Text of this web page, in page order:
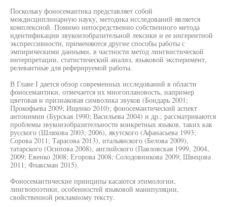
Поскольку фоносемантика представляет собой
междисциплинарную науку, методика исследований является
комплексной. Помимо непосредственно собственного метода
идентификации звукоизобразительной лексики и ее ингерентной
экспрессивности, применяются другие способы работы с
эмпирическими данными, в частности метод лингвистической
интерпретации, статистический анализ, языковой эксперимент,
релевантные для реферируемой работы.
В Главе I дается обзор современных исследований в области
фоносемантики, отмечается их многоплановость, например
цветовая и признаковая символика звуков (Бондарь 2001;
Прокофьева 2009; Ищенко 2010); фоносемантический аспект
антонимии (Бурская 1990; Васильева 2004) и др.; рассматриваются
проблемы звукоизобразителъности конкретных языков, таких как
русского (Шляхова 2003; 2006), якутского (Афанасьева 1993;
Сорова 2011; Тарасова 2013), итальянского (Белова 2009),
татарского (Осипова 2008), английского (Павловская 1999, 2004,
2009; Евенко 2008; Егорова 2008; Солодовникова 2009; Швецова
2011; Флаксман 2015).
Фоносемантические принципы касаются этимологии,
лингвопоэтики, особенностей языковой манипуляции,
свойственной рекламному тексту.